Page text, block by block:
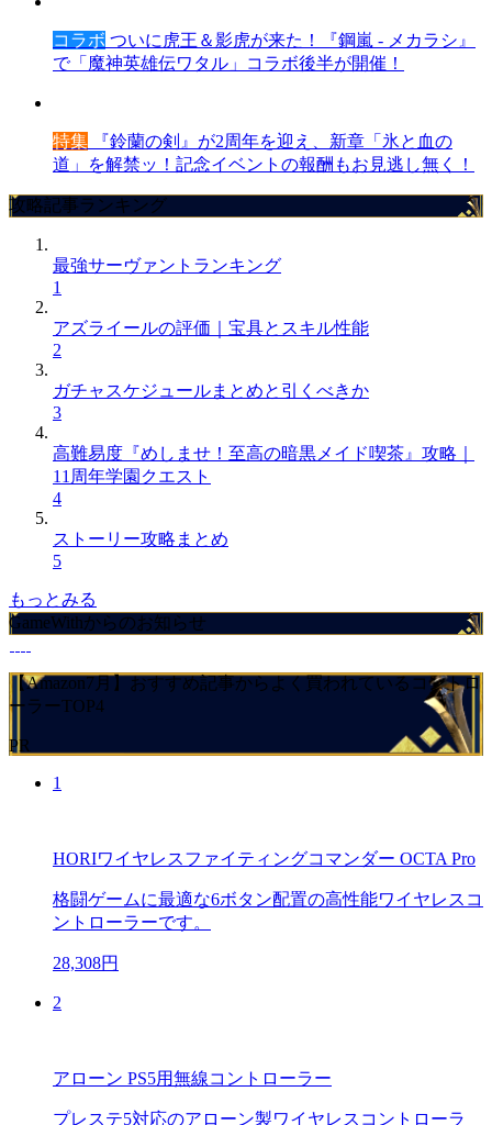
コラボ ついに虎王＆影虎が来た！『鋼嵐 - メカラシ』
で「魔神英雄伝ワタル」コラボ後半が開催！
特集 『鈴蘭の剣』が2周年を迎え、新章「氷と血の
道」を解禁ッ！記念イベントの報酬もお見逃し無く！
攻略記事ランキング
最強サーヴァントランキング
1
アズライールの評価｜宝具とスキル性能
2
ガチャスケジュールまとめと引くべきか
3
高難易度『めしませ！至高の暗黒メイド喫茶』攻略｜
11周年学園クエスト
4
ストーリー攻略まとめ
5
もっとみる
GameWithからのお知らせ
【Amazon7月】おすすめ記事からよく買われているコントロ
ーラーTOP4
PR
1
HORIワイヤレスファイティングコマンダー OCTA Pro
格闘ゲームに最適な6ボタン配置の高性能ワイヤレスコ
ントローラーです。
28,308円
2
アローン PS5用無線コントローラー
プレステ5対応のアローン製ワイヤレスコントローラ